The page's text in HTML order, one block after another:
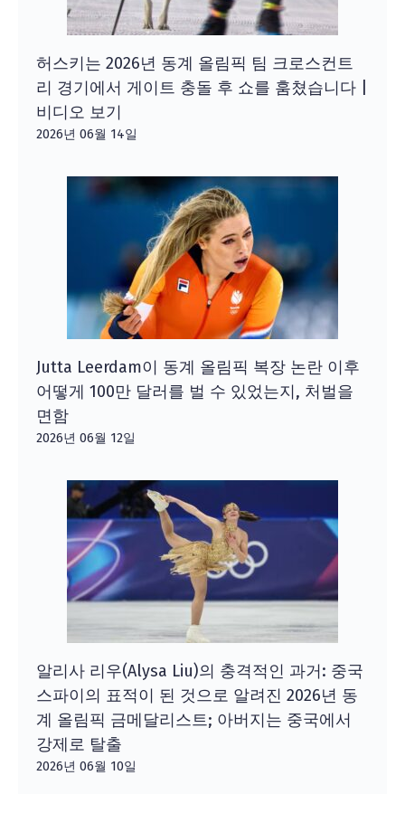
허스키는 2026년 동계 올림픽 팀 크로스컨트
리 경기에서 게이트 충돌 후 쇼를 훔쳤습니다 |
비디오 보기
2026년 06월 14일
Jutta Leerdam이 동계 올림픽 복장 논란 이후
어떻게 100만 달러를 벌 수 있었는지, 처벌을
면함
2026년 06월 12일
알리사 리우(Alysa Liu)의 충격적인 과거: 중국
스파이의 표적이 된 것으로 알려진 2026년 동
계 올림픽 금메달리스트; 아버지는 중국에서
강제로 탈출
2026년 06월 10일